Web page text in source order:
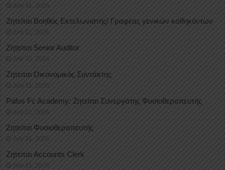
July 31, 2026
Ζητείται Βοηθός Εκτελωνιστής/ Γραφέας γενικών καθηκόντων
July 31, 2026
Ζητείται Senior Auditor
July 31, 2026
Ζητείται Οικονομικός Συντάκτης
July 31, 2026
Pafos Fc Academy: Ζητείται Συνεργάτης Φυσιοθεραπευτής
July 31, 2026
Ζητείται Φυσιοθεραπευτής
July 31, 2026
Ζητείται Accounts Clerk
July 31, 2026